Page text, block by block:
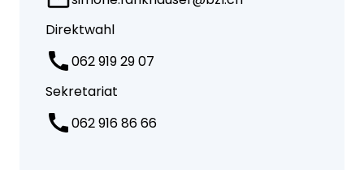
Direktwahl
062 919 29 07
Sekretariat
062 916 86 66